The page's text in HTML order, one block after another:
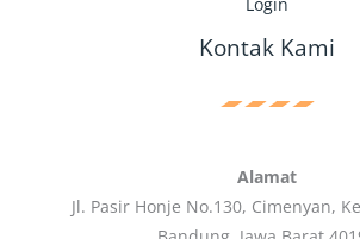
Kontak Kami
Alamat
Jl. Pasir Honje No.130, Cimenyan,